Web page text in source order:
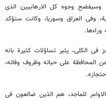
وسیفضح وجوه کل الارهابیین الذی
وفی العراق وسوریا، وکانت ستؤکد
الکلى، یثیر تساؤلات کثیرة بانه
المحافظة على حیاته وظروف وفاته،
الاوامر للماجد، هم الذین ضالعون فی